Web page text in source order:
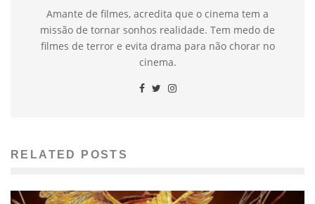
Amante de filmes, acredita que o cinema tem a
missão de tornar sonhos realidade. Tem medo de
filmes de terror e evita drama para não chorar no
cinema.
RELATED POSTS